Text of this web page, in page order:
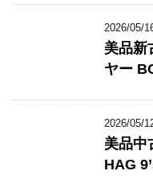
2026/05/
美品新
ヤー
2026/05/
美品
HAG